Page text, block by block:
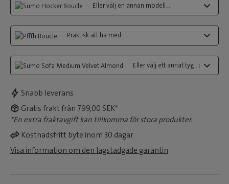
Eller välj en annan modell...:
Praktisk att ha med:
Eller välj ett annat tyg...:
Snabb leverans
Gratis frakt från 799,00 SEK*
*En extra fraktavgift kan tillkomma för stora produkter.
Kostnadsfritt byte inom 30 dagar
Visa information om den lagstadgade garantin